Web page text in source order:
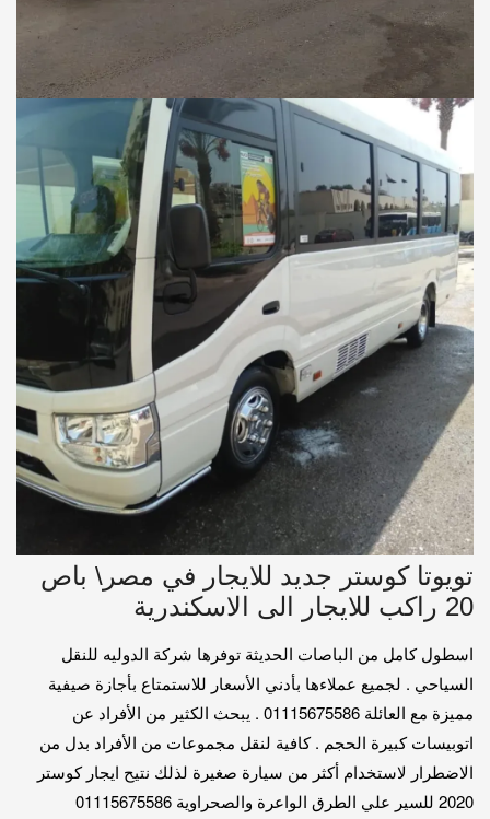
تويوتا كوستر جديد للايجار في مصر\ باص
20 راكب للايجار الى الاسكندرية
اسطول كامل من الباصات الحديثة توفرها شركة الدوليه للنقل
السياحي . لجميع عملاءها بأدني الأسعار للاستمتاع بأجازة صيفية
مميزة مع العائلة 01115675586 . يبحث الكثير من الأفراد عن
اتوبيسات كبيرة الحجم . كافية لنقل مجموعات من الأفراد بدل من
الاضطرار لاستخدام أكثر من سيارة صغيرة لذلك نتيح ايجار كوستر
2020 للسير علي الطرق الواعرة والصحراوية 01115675586